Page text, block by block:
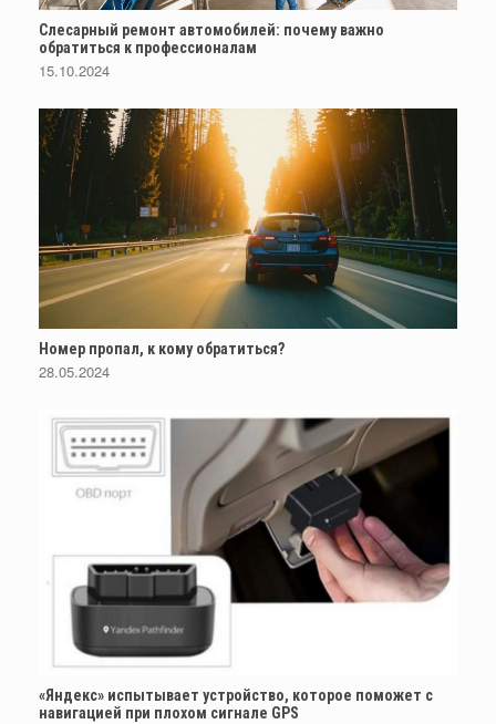
Слесарный ремонт автомобилей: почему важно
обратиться к профессионалам
15.10.2024
Номер пропал, к кому обратиться?
28.05.2024
«Яндекс» испытывает устройство, которое поможет с
навигацией при плохом сигнале GPS